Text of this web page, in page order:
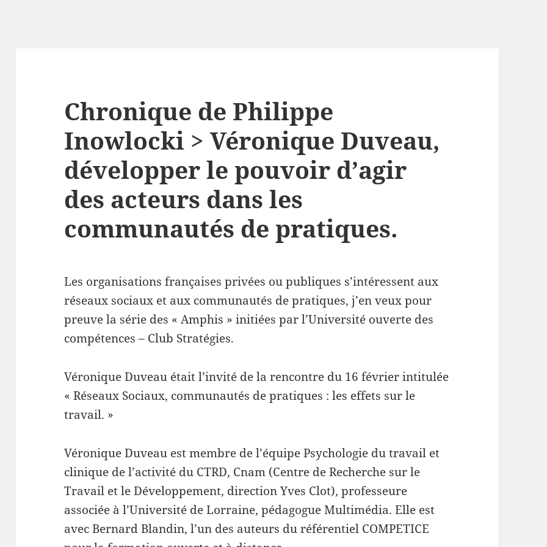
Chronique de Philippe
Inowlocki > Véronique Duveau,
développer le pouvoir d’agir
des acteurs dans les
communautés de pratiques.
Les organisations françaises privées ou publiques s’intéressent aux
réseaux sociaux et aux communautés de pratiques, j’en veux pour
preuve la série des « Amphis » initiées par l’Université ouverte des
compétences – Club Stratégies.
Véronique Duveau était l’invité de la rencontre du 16 février intitulée
« Réseaux Sociaux, communautés de pratiques : les effets sur le
travail. »
Véronique Duveau est membre de l’équipe Psychologie du travail et
clinique de l’activité du CTRD, Cnam (Centre de Recherche sur le
Travail et le Développement, direction Yves Clot), professeure
associée à l’Université de Lorraine, pédagogue Multimédia. Elle est
avec Bernard Blandin, l’un des auteurs du référentiel COMPETICE